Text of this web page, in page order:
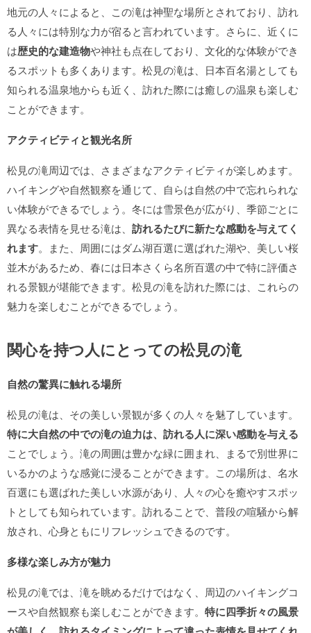
地元の人々によると、この滝は神聖な場所とされており、訪れ
る人々には特別な力が宿ると言われています。さらに、近くに
は歴史的な建造物や神社も点在しており、文化的な体験ができ
るスポットも多くあります。松見の滝は、日本百名湯としても
知られる温泉地からも近く、訪れた際には癒しの温泉も楽しむ
ことができます。
アクティビティと観光名所
松見の滝周辺では、さまざまなアクティビティが楽しめます。
ハイキングや自然観察を通じて、自らは自然の中で忘れられな
い体験ができるでしょう。冬には雪景色が広がり、季節ごとに
異なる表情を見せる滝は、 訪れるたびに新たな感動を与えてく
れます。また、周囲にはダム湖百選に選ばれた湖や、美しい桜
並木があるため、春には日本さくら名所百選の中で特に評価さ
れる景観が堪能できます。松見の滝を訪れた際には、これらの
魅力を楽しむことができるでしょう。
関心を持つ人にとっての松見の滝
自然の驚異に触れる場所
松見の滝は、その美しい景観が多くの人々を魅了しています。
特に大自然の中での滝の迫力は、訪れる人に深い感動を与える
ことでしょう。滝の周囲は豊かな緑に囲まれ、まるで別世界に
いるかのような感覚に浸ることができます。この場所は、名水
百選にも選ばれた美しい水源があり、人々の心を癒やすスポッ
トとしても知られています。訪れることで、普段の喧騒から解
放され、心身ともにリフレッシュできるのです。
多様な楽しみ方が魅力
松見の滝では、滝を眺めるだけではなく、周辺のハイキングコ
ースや自然観察も楽しむことができます。 特に四季折々の風景